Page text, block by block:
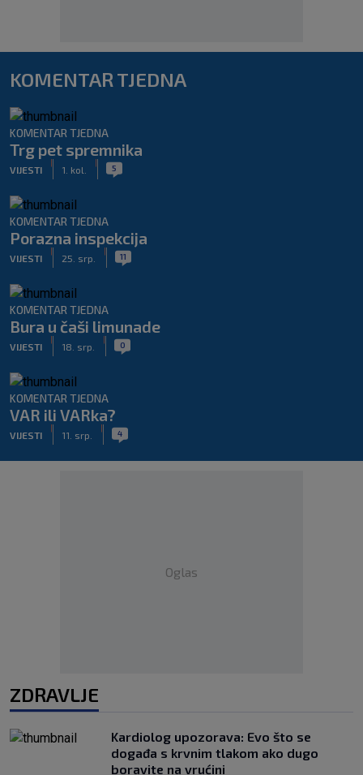
KOMENTAR TJEDNA
KOMENTAR TJEDNA
Trg pet spremnika
VIJESTI 1. kol. 5
KOMENTAR TJEDNA
Porazna inspekcija
VIJESTI 25. srp. 11
KOMENTAR TJEDNA
Bura u čaši limunade
VIJESTI 18. srp. 0
KOMENTAR TJEDNA
VAR ili VARka?
VIJESTI 11. srp. 4
Oglas
ZDRAVLJE
Kardiolog upozorava: Evo što se
događa s krvnim tlakom ako dugo
boravite na vrućini